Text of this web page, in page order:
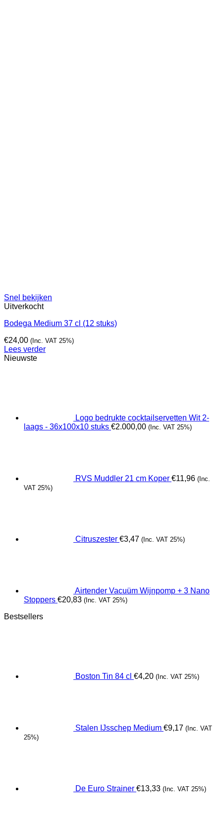
Snel bekijken
Uitverkocht
Bodega Medium 37 cl (12 stuks)
€24,00 (Inc. VAT 25%)
Lees verder
Nieuwste
Logo bedrukte cocktailservetten Wit 2-
laags - 36x100x10 stuks €2.000,00 (Inc. VAT 25%)
RVS Muddler 21 cm Koper €11,96 (Inc.
VAT 25%)
Citruszester €3,47 (Inc. VAT 25%)
Airtender Vacuüm Wijnpomp + 3 Nano
Stoppers €20,83 (Inc. VAT 25%)
Bestsellers
Boston Tin 84 cl €4,20 (Inc. VAT 25%)
Stalen IJsschep Medium €9,17 (Inc. VAT
25%)
De Euro Strainer €13,33 (Inc. VAT 25%)